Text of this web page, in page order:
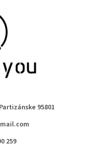
95801
259